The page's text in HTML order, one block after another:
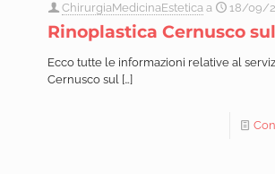
ChirurgiaMedicinaEstetica a 18/09/
Rinoplastica Cernusco
Ecco tutte le informazioni relative al
Cernusco sul […]